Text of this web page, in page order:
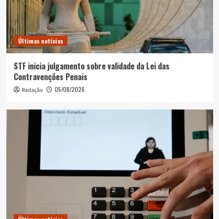
Últimas notícias
STF inicia julgamento sobre validade da Lei das
Contravenções Penais
Redação 05/08/2026